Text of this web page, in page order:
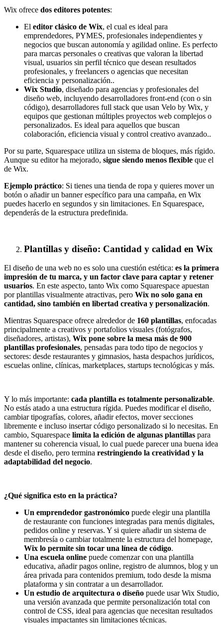
Wix ofrece dos editores potentes:
El editor clásico de Wix, el cual es ideal para
emprendedores, PYMES, profesionales independientes y
negocios que buscan autonomía y agilidad online. Es perfecto
para marcas personales o creativas que valoran la libertad
visual, usuarios sin perfil técnico que desean resultados
profesionales, y freelancers o agencias que necesitan
eficiencia y personalización..
Wix Studio, diseñado para agencias y profesionales del
diseño web, incluyendo desarrolladores front-end (con o sin
código), desarrolladores full stack que usan Velo by Wix, y
equipos que gestionan múltiples proyectos web complejos o
personalizados. Es ideal para aquellos que buscan
colaboración, eficiencia visual y control creativo avanzado..
Por su parte, Squarespace utiliza un sistema de bloques, más rígido.
Aunque su editor ha mejorado, sigue siendo menos flexible que el
de Wix.
Ejemplo práctico: Si tienes una tienda de ropa y quieres mover un
botón o añadir un banner específico para una campaña, en Wix
puedes hacerlo en segundos y sin limitaciones. En Squarespace,
dependerás de la estructura predefinida.
Plantillas y diseño: Cantidad y calidad en Wix
El diseño de una web no es solo una cuestión estética: es la primera
impresión de tu marca, y un factor clave para captar y retener
usuarios. En este aspecto, tanto Wix como Squarespace apuestan
por plantillas visualmente atractivas, pero Wix no solo gana en
cantidad, sino también en libertad creativa y personalización.
Mientras Squarespace ofrece alrededor de 160 plantillas, enfocadas
principalmente a creativos y portafolios visuales (fotógrafos,
diseñadores, artistas), Wix pone sobre la mesa más de 900
plantillas profesionales, pensadas para todo tipo de negocios y
sectores: desde restaurantes y gimnasios, hasta despachos jurídicos,
escuelas online, clínicas, marketplaces, startups tecnológicas y más.
Y lo más importante: cada plantilla es totalmente personalizable.
No estás atado a una estructura rígida. Puedes modificar el diseño,
cambiar tipografías, colores, añadir efectos, mover secciones
libremente e incluso insertar código personalizado si lo necesitas. En
cambio, Squarespace limita la edición de algunas plantillas para
mantener su coherencia visual, lo cual puede parecer una buena idea
desde el diseño, pero termina restringiendo la creatividad y la
adaptabilidad del negocio.
¿Qué significa esto en la práctica?
Un emprendedor gastronómico puede elegir una plantilla
de restaurante con funciones integradas para menús digitales,
pedidos online y reservas. Y si quiere añadir un sistema de
membresía o cambiar totalmente la estructura del homepage,
Wix lo permite sin tocar una línea de código.
Una escuela online puede comenzar con una plantilla
educativa, añadir pagos online, registro de alumnos, blog y un
área privada para contenidos premium, todo desde la misma
plataforma y sin contratar a un desarrollador.
Un estudio de arquitectura o diseño puede usar Wix Studio,
una versión avanzada que permite personalización total con
control de CSS, ideal para agencias que necesitan resultados
visuales impactantes sin limitaciones técnicas.